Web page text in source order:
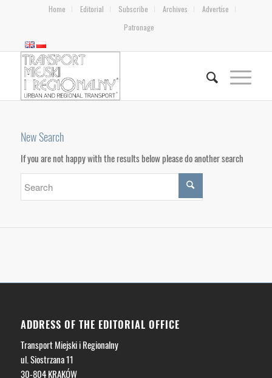
Home Editorial Subscribe Archives
Advertise
Patronage
New Search
If you are not happy with the results below please do another search
ADDRESS OF THE EDITORIAL OFFICE
Transport Miejski i Regionalny
ul. Siostrzana 11
30-804 KRAKÓW